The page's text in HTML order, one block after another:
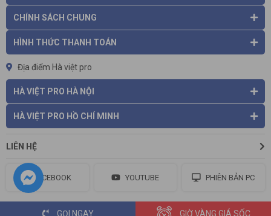
CHÍNH SÁCH CHUNG
HÌNH THỨC THANH TOÁN
Địa điểm Hà việt pro
HÀ VIỆT PRO HÀ NỘI
HÀ VIỆT PRO HỒ CHÍ MINH
LIÊN HỆ
FACEBOOK YOUTUBE PHIÊN BẢN PC
GỌI NGAY GIỜ VÀNG GIÁ SỐC